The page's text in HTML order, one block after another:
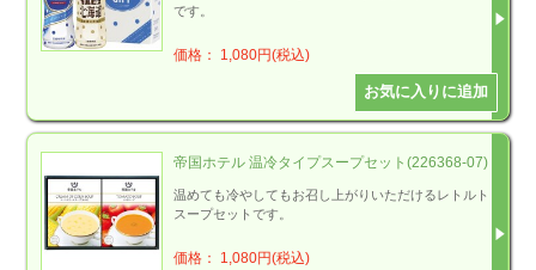
です。
価格： 1,080円(税込)
帝国ホテル 温冷タイプスープセット(226368-07)
温めても冷やしてもお召し上がりいただけるレトルト
スープセットです。
価格： 1,080円(税込)